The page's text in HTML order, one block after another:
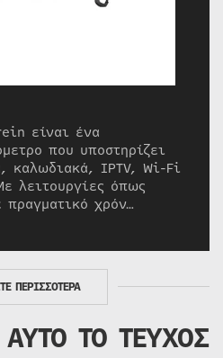
είναι ένα
που υποστηρίζει
καλωδιακά, IPTV, Wi-Fi
λειτουργίες όπως
χρόν…
ΠΕΡΙΣΣΟΤΕΡΑ
ΤΟ ΤΕΥΧΟΣ